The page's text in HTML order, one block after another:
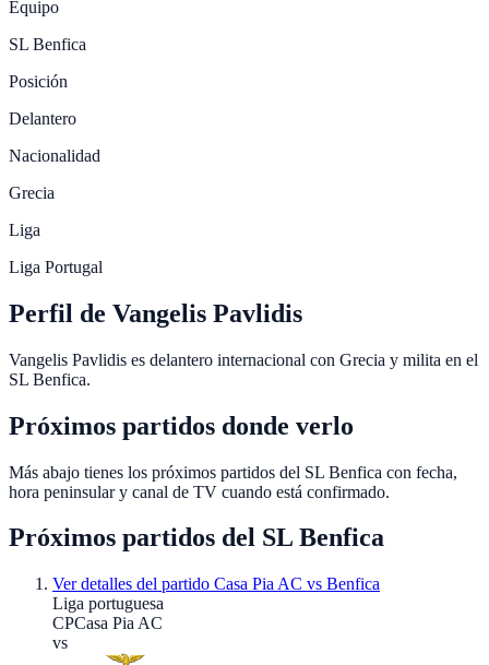
Equipo
SL Benfica
Posición
Delantero
Nacionalidad
Grecia
Liga
Liga Portugal
Perfil de Vangelis Pavlidis
Vangelis Pavlidis es delantero internacional con Grecia y milita en el
SL Benfica.
Próximos partidos donde verlo
Más abajo tienes los próximos partidos del SL Benfica con fecha,
hora peninsular y canal de TV cuando está confirmado.
Próximos partidos del SL Benfica
Ver detalles del partido Casa Pia AC vs Benfica
Liga portuguesa
CPCasa Pia AC
vs